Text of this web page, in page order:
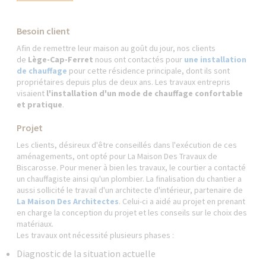
Besoin client
Afin de remettre leur maison au goût du jour, nos clients
de Lège-Cap-Ferret nous ont contactés pour une installation
de chauffage pour cette résidence principale, dont ils sont
propriétaires depuis plus de deux ans. Les travaux entrepris
visaient l'installation d'un mode de chauffage confortable
et pratique.
Projet
Les clients, désireux d'être conseillés dans l'exécution de ces
aménagements, ont opté pour La Maison Des Travaux de
Biscarosse. Pour mener à bien les travaux, le courtier a contacté
un chauffagiste ainsi qu'un plombier. La finalisation du chantier a
aussi sollicité le travail d'un architecte d'intérieur, partenaire de
La Maison Des Architectes. Celui-ci a aidé au projet en prenant
en charge la conception du projet et les conseils sur le choix des
matériaux.
Les travaux ont nécessité plusieurs phases :
Diagnostic de la situation actuelle